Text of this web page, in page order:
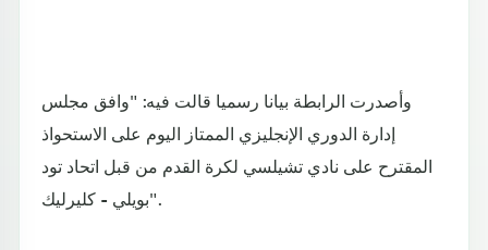
وأصدرت الرابطة بيانا رسميا قالت فيه: "وافق مجلس
إدارة الدوري الإنجليزي الممتاز اليوم على الاستحواذ
المقترح على نادي تشيلسي لكرة القدم من قبل اتحاد تود
بويلي - كليرليك".